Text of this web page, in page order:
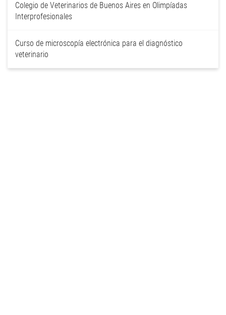
Colegio de Veterinarios de Buenos Aires en Olimpíadas
Interprofesionales
Curso de microscopía electrónica para el diagnóstico
veterinario